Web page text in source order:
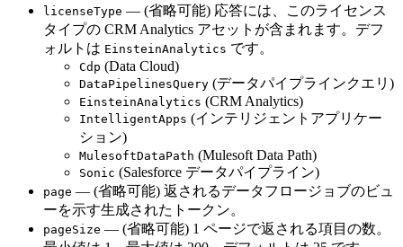
licenseType — (省略可能) 応答には、このライセンス
タイプの CRM Analytics アセットが含まれます。デフ
ォルトは EinsteinAnalytics です。
Cdp (Data Cloud)
DataPipelinesQuery (データパイプラインクエリ)
EinsteinAnalytics (CRM Analytics)
IntelligentApps (インテリジェントアプリケー
ション)
MulesoftDataPath (Mulesoft Data Path)
Sonic (Salesforce データパイプライン)
page — (省略可能) 返されるデータフロージョブのビュ
ーを示す生成されたトークン。
pageSize — (省略可能) 1 ページで返される項目の数。